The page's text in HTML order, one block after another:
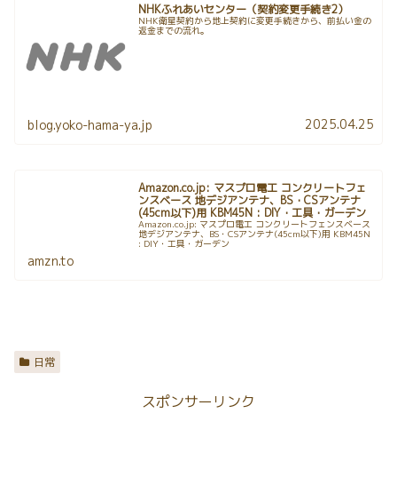
NHKふれあいセンター（契約変更手続き2）
NHK衛星契約から地上契約に変更手続きから、前払い金の
返金までの流れ。
blog.yoko-hama-ya.jp 2025.04.25
Amazon.co.jp: マスプロ電工 コンクリートフェ
ンスベース 地デジアンテナ、BS・CSアンテナ
(45cm以下)用 KBM45N : DIY・工具・ガーデン
Amazon.co.jp: マスプロ電工 コンクリートフェンスベース
地デジアンテナ、BS・CSアンテナ(45cm以下)用 KBM45N
: DIY・工具・ガーデン
amzn.to
日常
スポンサーリンク